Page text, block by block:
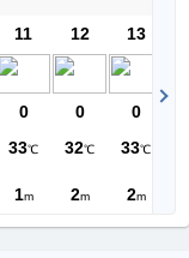
11
0
33℃
1m
12
0
32℃
2m
13
0
33℃
2m